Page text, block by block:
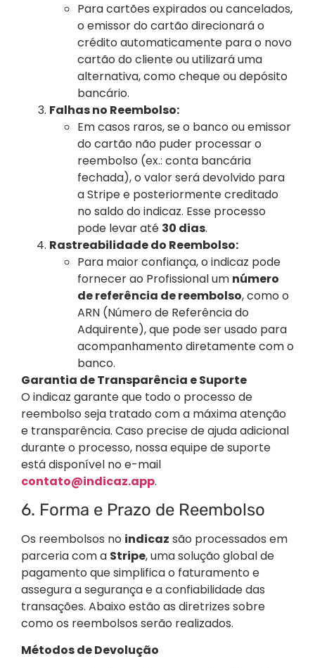
Para cartões expirados ou cancelados,
o emissor do cartão direcionará o
crédito automaticamente para o novo
cartão do cliente ou utilizará uma
alternativa, como cheque ou depósito
bancário.
Falhas no Reembolso:
Em casos raros, se o banco ou emissor
do cartão não puder processar o
reembolso (ex.: conta bancária
fechada), o valor será devolvido para
a Stripe e posteriormente creditado
no saldo do indicaz. Esse processo
pode levar até 30 dias.
Rastreabilidade do Reembolso:
Para maior confiança, o indicaz pode
fornecer ao Profissional um número
de referência de reembolso, como o
ARN (Número de Referência do
Adquirente), que pode ser usado para
acompanhamento diretamente com o
banco.
Garantia de Transparência e Suporte
O indicaz garante que todo o processo de
reembolso seja tratado com a máxima atenção
e transparência. Caso precise de ajuda adicional
durante o processo, nossa equipe de suporte
está disponível no e-mail
contato@indicaz.app.
6. Forma e Prazo de Reembolso
Os reembolsos no indicaz são processados em
parceria com a Stripe, uma solução global de
pagamento que simplifica o faturamento e
assegura a segurança e a confiabilidade das
transações. Abaixo estão as diretrizes sobre
como os reembolsos serão realizados.
Métodos de Devolução